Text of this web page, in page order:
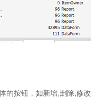
的按钮，如新增,删除,修